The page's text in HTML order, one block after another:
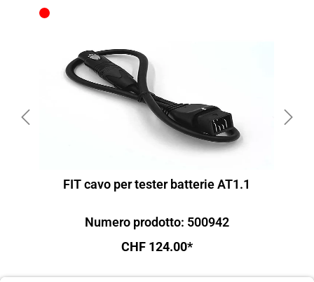
FIT cavo per tester batterie AT1.1
Numero prodotto: 500942
CHF 124.00*